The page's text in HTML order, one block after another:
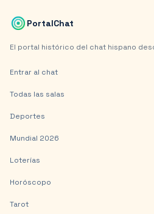
PortalChat
El portal histórico del chat hispano
Entrar al chat
Todas las salas
Deportes
Mundial 2026
Loterías
Horóscopo
Tarot